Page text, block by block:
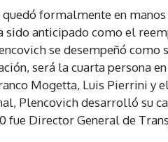
formalmente en
sido anticipado como el
se desempeñó como
será la cuarta persona
Mogetta, Luis Pierrini y
Plencovich desarrolló su
fue Director General de